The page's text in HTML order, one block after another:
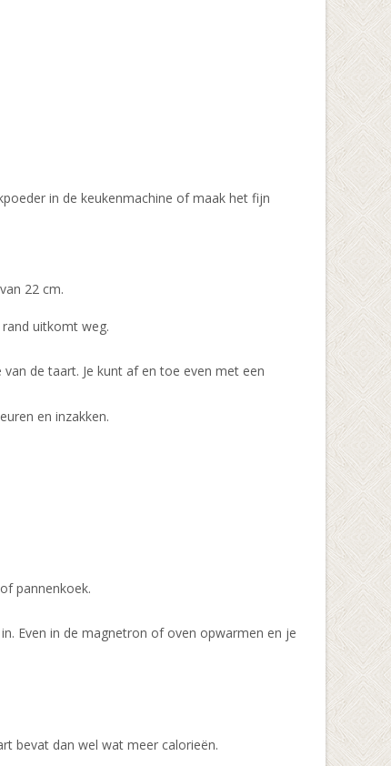
in de keukenmachine of maak het fijn
22 cm.
uitkomt weg.
de taart. Je kunt af en toe even met een
en inzakken.
pannenkoek.
Even in de magnetron of oven opwarmen en je
bevat dan wel wat meer calorieën.